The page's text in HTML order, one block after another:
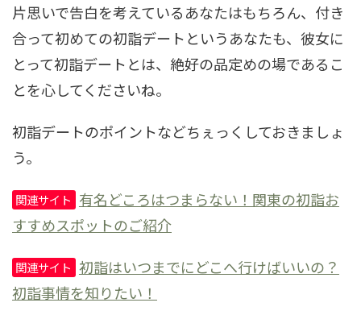
片思いで告白を考えているあなたはもちろん、付き
合って初めての初詣デートというあなたも、彼女に
とって初詣デートとは、絶好の品定めの場であるこ
とを心してくださいね。
初詣デートのポイントなどちぇっくしておきましょ
う。
関連サイト 有名どころはつまらない！関東の初詣お
すすめスポットのご紹介
関連サイト 初詣はいつまでにどこへ行けばいいの？
初詣事情を知りたい！